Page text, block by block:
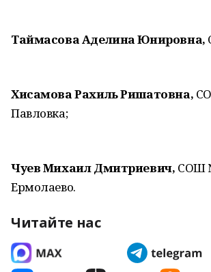
Таймасова Аделина Юнировна,
Хисамова Рахиль Ришатовна,
Павловка;
Чуев Михаил Дмитриевич, СОШ
Ермолаево.
Читайте нас